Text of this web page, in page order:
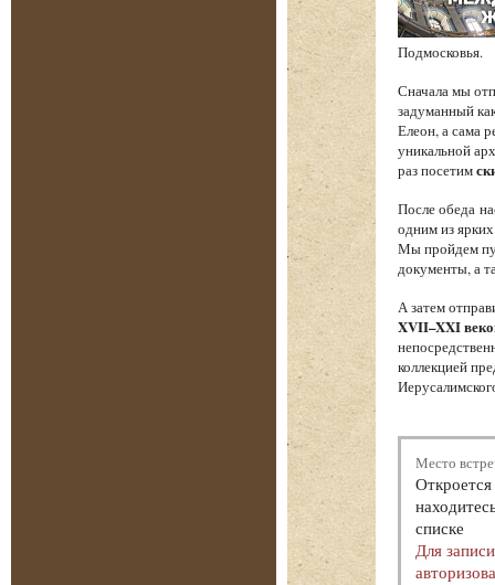
Подмосковья.
Сначала мы
задуманный
Елеон, а сама
уникальной
раз посетим
После обеда
одним из
Мы пройдем
документы, а
А затем
XVII–XXI
коллекцией
Место
списке
Для